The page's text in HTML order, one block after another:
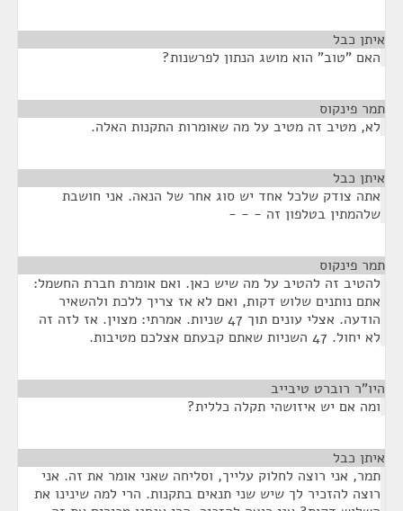
איתן כבל
האם "טוב" הוא מושג הנתון לפרשנות?
תמר פינקוס
לא, מטיב זה מטיב על מה שאומרות התקנות האלה.
איתן כבל
אתה צודק שלכל אחד יש סוג אחר של הנאה. אני חושבת
שלהמתין בטלפון זה - - -
תמר פינקוס
להטיב זה להטיב על מה שיש כאן. ואם אומרת חברת החשמל:
אתם נותנים שלוש דקות, ואם לא אז צריך ללכת ולהשאיר
הודעה. אצלי עונים תוך 47 שניות. אמרתי: מצוין. אז לזה זה
לא יחול. 47 השניות שאתם קבעתם אצלכם מטיבות.
היו"ר רוברט טיבייב
ומה אם יש איזושהי תקלה כללית?
איתן כבל
תמר, אני רוצה לחלוק עלייך, וסליחה שאני אומר את זה. אני
רוצה להזכיר לך שיש שני תנאים בתקנות. הרי למה שינינו את